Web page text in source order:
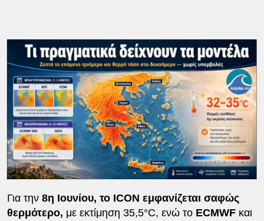
Για την 8η Ιουνίου, το ICON εμφανίζεται σαφώς
θερμότερο, με εκτίμηση 35,5°C, ενώ το ECMWFκαι